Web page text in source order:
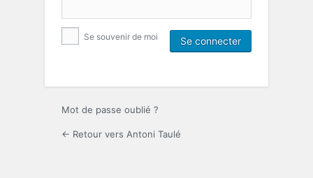
Se souvenir de moi
Mot de passe oublié ?
← Retour vers Antoni Taulé